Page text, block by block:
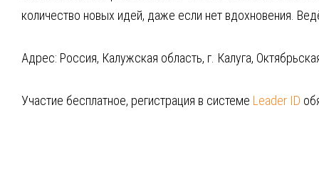
количество новых идей, даже если нет вдохновения.
Адрес: Россия, Калужская область, г. Калуга,
Участие бесплатное, регистрация в системе Leader ID